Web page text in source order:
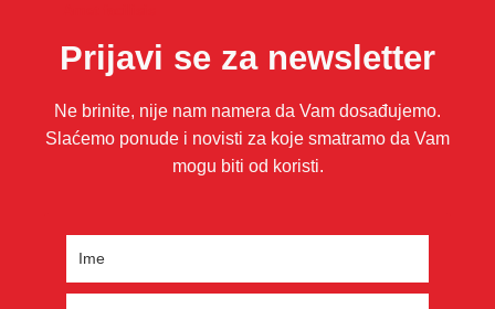
Prijavi se za newsletter
Ne brinite, nije nam namera da Vam dosađujemo.
Slaćemo ponude i novisti za koje smatramo da Vam
mogu biti od koristi.